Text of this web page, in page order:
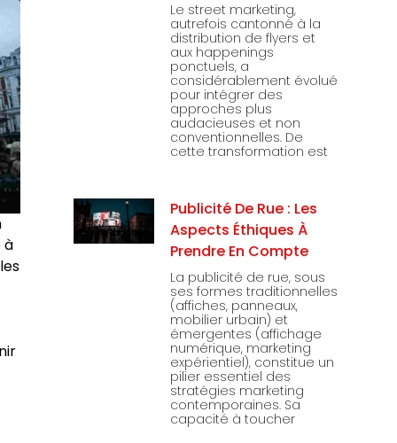
à
Le street marketing,
autrefois cantonné à la
distribution de flyers et
aux happenings
ponctuels, a
considérablement évolué
pour intégrer des
approches plus
audacieuses et non
conventionnelles. De
cette transformation est
Publicité De Rue : Les
Aspects Éthiques À
Prendre En Compte
La publicité de rue, sous
ses formes traditionnelles
(affiches, panneaux,
mobilier urbain) et
émergentes (affichage
numérique, marketing
expérientiel), constitue un
pilier essentiel des
stratégies marketing
contemporaines. Sa
capacité à toucher